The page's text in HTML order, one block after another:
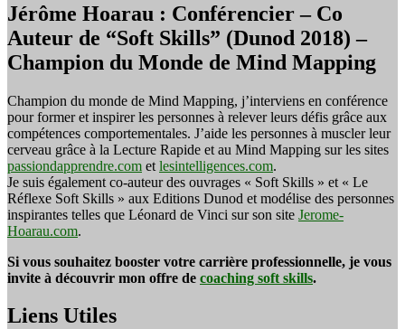
Jérôme Hoarau : Conférencier – Co
Auteur de “Soft Skills” (Dunod 2018) –
Champion du Monde de Mind Mapping
Champion du monde de Mind Mapping, j’interviens en conférence
pour former et inspirer les personnes à relever leurs défis grâce aux
compétences comportementales. J’aide les personnes à muscler leur
cerveau grâce à la Lecture Rapide et au Mind Mapping sur les sites
passiondapprendre.com et lesintelligences.com.
Je suis également co-auteur des ouvrages « Soft Skills » et « Le
Réflexe Soft Skills » aux Editions Dunod et modélise des personnes
inspirantes telles que Léonard de Vinci sur son site Jerome-
Hoarau.com.
Si vous souhaitez booster votre carrière professionnelle, je vous
invite à découvrir mon offre de coaching soft skills.
Liens Utiles